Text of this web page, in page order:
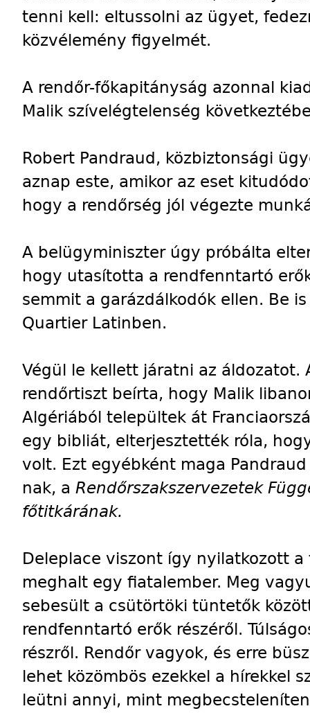
tenni kell: eltussolni az ügyet,
közvélemény figyelmét.
A rendőr-főkapitányság azonnal
Malik szívelégtelenség
Robert Pandraud, közbiztonsági
aznap este, amikor az eset
hogy a rendőrség jól végezte
A belügyminiszter úgy próbálta
hogy utasította a rendfenntartó
semmit a garázdálkodók ellen. Be
Quartier Latinben.
Végül le kellett járatni az áldozatot.
rendőrtiszt beírta, hogy Malik
Algériából települtek át
egy bibliát, elterjesztették róla,
volt. Ezt egyébként maga
nak, a Rendőrszakszervezetek
főtitkárának.
Deleplace viszont így nyilatkozott a
meghalt egy fiatalember. Meg
sebesült a csütörtöki tüntetők
rendfenntartó erők részéről.
részről. Rendőr vagyok, és erre
lehet közömbös ezekkel a hírekkel
leütni annyi, mint